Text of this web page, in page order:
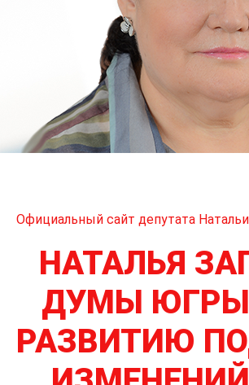
Официальный сайт депутата
НАТАЛЬЯ
ДУМЫ
РАЗВИТИЮ